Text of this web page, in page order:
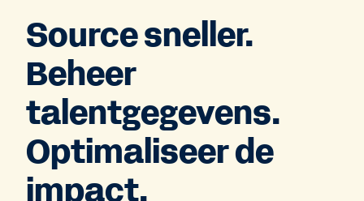
Source sneller.
Beheer
talentgegevens.
Optimaliseer de
impact.